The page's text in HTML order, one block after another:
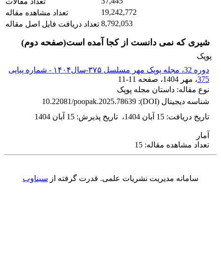
تعداد مشاهده مقاله
19,242,772
تعداد دریافت فایل اصل مقاله 8,792,053
شیری که نمی دانست از کجا آمده است(صفحه دوم)
پوپک
دوره 32، مجله پوپک مهر مسلسل ۳۷۵-سال۱۴۰۴ - شماره پیاپی
375، مهر 1404 ، صفحه 11-11
نوع مقاله: داستان مجله پوپک
شناسه دیجیتال (DOI):
10.22081/poopak.2025.78639
تاریخ دریافت: 15 آبان 1404 ، تاریخ پذیرش: 15 آبان 1404
آمار
تعداد مشاهده مقاله: 15
سامانه مدیریت نشریات علمی. قدرت گرفته از سیناوب